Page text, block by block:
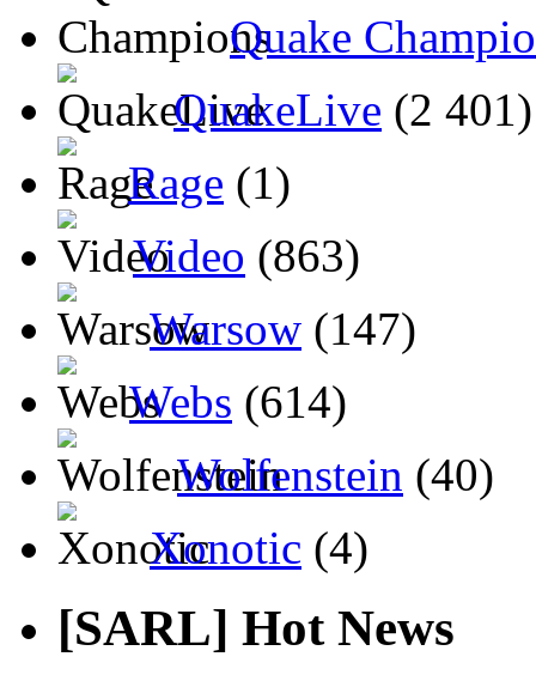
Quake
QuakeLive (2 401)
Rage (1)
Video (863)
Warsow (147)
Webs (614)
Wolfenstein (40)
Xonotic (4)
[SARL] Hot News